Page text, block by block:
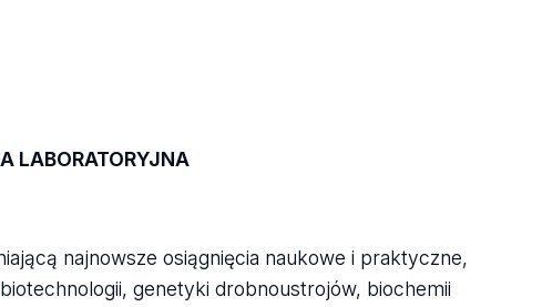
LABORATORYJNA
najnowsze osiągnięcia naukowe i praktyczne,
genetyki drobnoustrojów, biochemii